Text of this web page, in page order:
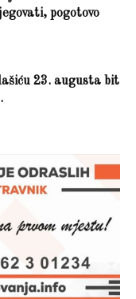
pogotovo
23. augusta bit